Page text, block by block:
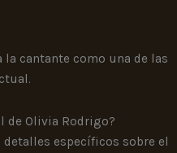
cantante como una de las
de Olivia Rodrigo?
específicos sobre el